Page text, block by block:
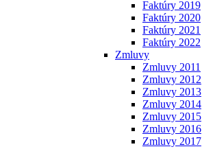
Faktúry 2019
Faktúry 2020
Faktúry 2021
Faktúry 2022
Zmluvy
Zmluvy 2011
Zmluvy 2012
Zmluvy 2013
Zmluvy 2014
Zmluvy 2015
Zmluvy 2016
Zmluvy 2017